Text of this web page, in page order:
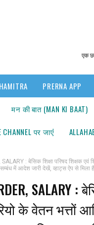
एक
PRERNA APP
मन की बात (MAN KI BAAT)
पर जाएंं
: बेसिक शिक्षा परिषद शिक्षक एवं
सम्बंध में आदेश जारी देखें, व्हाट्स ऐप से
SALARY :
के वेतन भत्तों
सूचना: अधिक संबंधित